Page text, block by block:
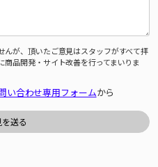
んが、頂いたご意見はスタッフがすべて拝
商品開発・サイト改善を行ってまいりま
い合わせ専用フォームから